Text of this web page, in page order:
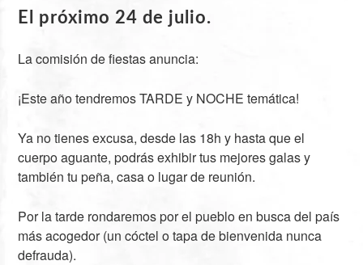
El próximo 24 de julio.
La comisión de fiestas anuncia:
¡Este año tendremos TARDE y NOCHE temática!
Ya no tienes excusa, desde las 18h y hasta que el
cuerpo aguante, podrás exhibir tus mejores galas y
también tu peña, casa o lugar de reunión.
Por la tarde rondaremos por el pueblo en busca del país
más acogedor (un cóctel o tapa de bienvenida nunca
defrauda).